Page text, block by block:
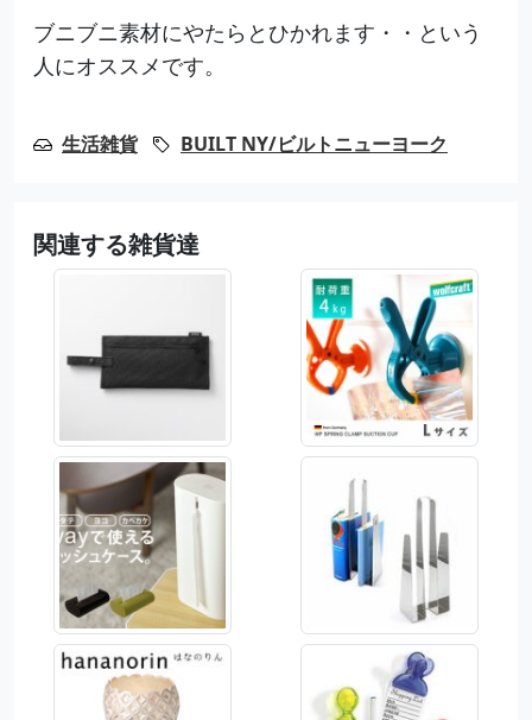
ブニブニ素材にやたらとひかれます・・という
人にオススメです。
生活雑貨 BUILT NY/ビルトニューヨーク
関連する雑貨達